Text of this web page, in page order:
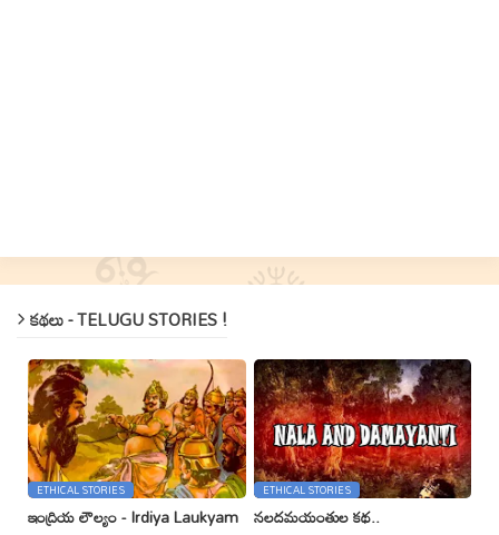
కథలు - TELUGU STORIES !
ETHICAL STORIES
ఇంద్రియ లౌల్యం - Irdiya Laukyam
ETHICAL STORIES
నలదమయంతుల కథ..